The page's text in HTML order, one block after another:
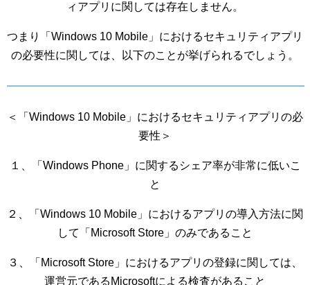
ィアプリに関しては存在しません。
つまり「Windows 10 Mobile」におけるセキュリティアプリ
の必要性に関しては、以下のことが挙げられるでしょう。
＜「Windows 10 Mobile」におけるセキュリティアプリの必
要性＞
１、「Windows Phone」に関するシェア率が非常に低いこ
と
２、「Windows 10 Mobile」におけるアプリの導入方法に関
して「Microsoft Store」のみであること
３、「Microsoft Store」におけるアプリの登録に関しては、
運営元であるMicrosoftによる検査があること